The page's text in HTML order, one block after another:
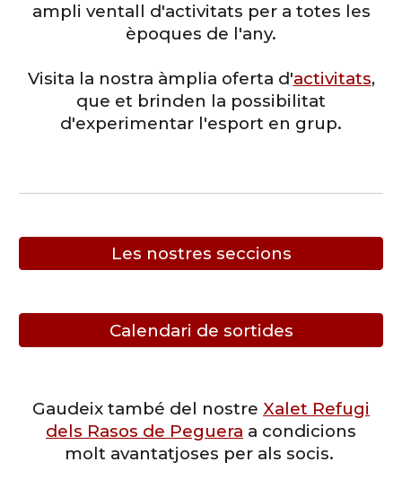
ampli ventall d'activitats per a totes les
èpoques de l'any.
Visita la nostra àmplia oferta d'activitats,
que et brinden la possibilitat
d'experimentar l'esport en grup.
Les nostres seccions
Calendari de sortides
Gaudeix també del nostre Xalet Refugi
dels Rasos de Peguera a condicions
molt avantatjoses per als socis.